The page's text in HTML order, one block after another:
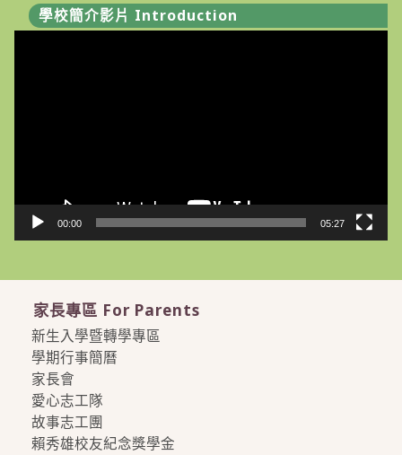
31
日
止〉
學校簡介影片 Introduction
00:00 05:27
家長專區 For Parents
新生入學暨轉學專區
學期行事簡曆
家長會
愛心志工隊
故事志工團
賴秀雄校友紀念獎學金